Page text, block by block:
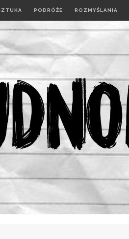
PODRÓŻE ROZMYŚLANIA